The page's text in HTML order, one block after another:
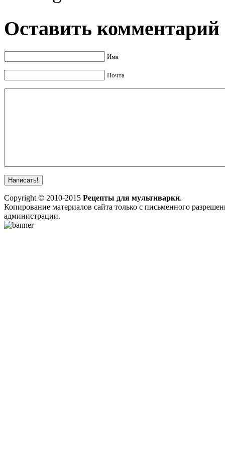
Оставить комментарий
Имя
Почта
Copyright © 2010-2015 Рецепты для мультиварки.
Копирование материалов сайта только с письменного
администрации.